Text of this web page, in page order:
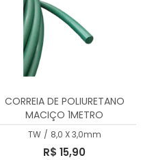
CORREIA DE POLIURETANO
MACIÇO 1METRO
TW / 8,0 X 3,0mm
R$ 15,90